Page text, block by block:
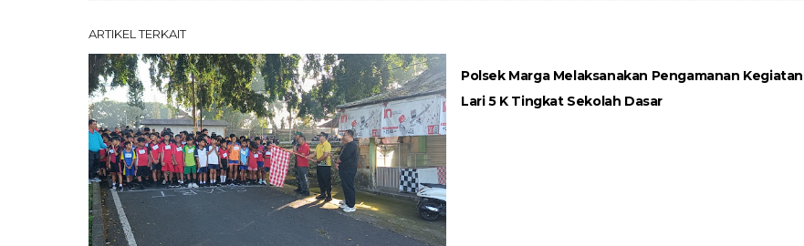
ARTIKEL TERKAIT
Polsek Marga Melaksanakan Pengamanan Kegiatan
Lari 5 K Tingkat Sekolah Dasar